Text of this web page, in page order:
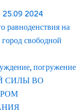
25.09 2024
на
свободной
погружение
СИЛЫ ВО